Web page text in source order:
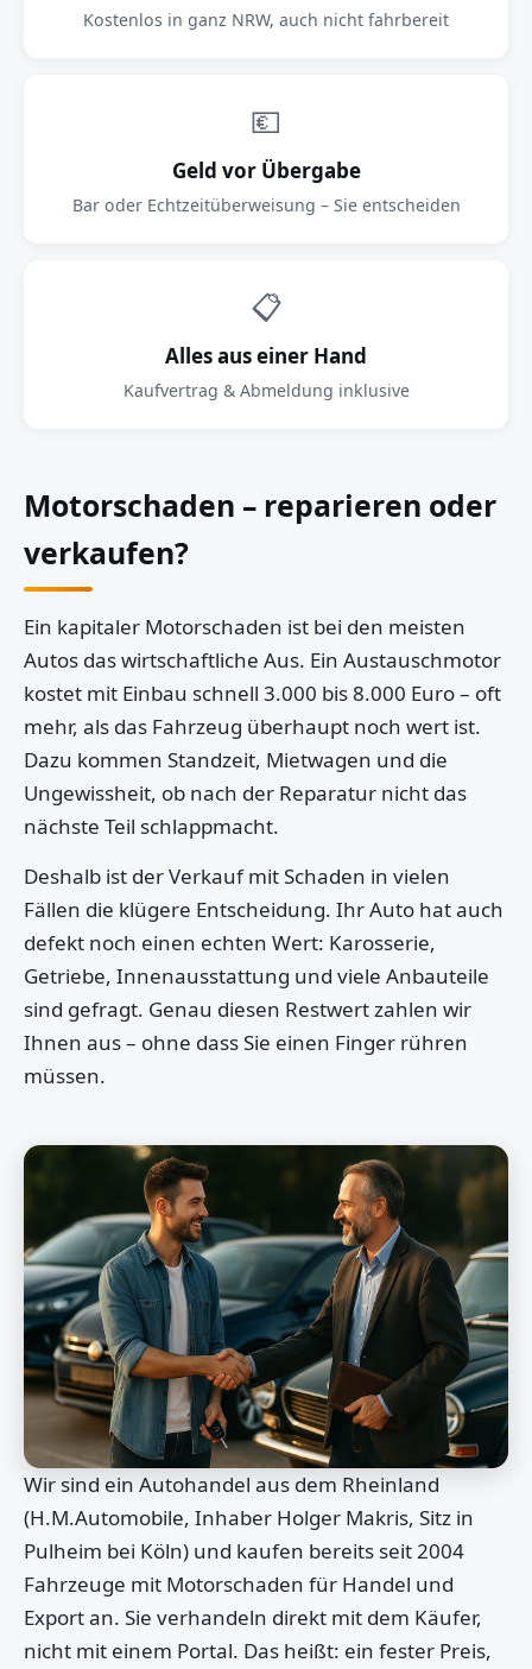
Kostenlos in ganz NRW, auch nicht fahrbereit
💶
Geld vor Übergabe
Bar oder Echtzeitüberweisung – Sie entscheiden
📋
Alles aus einer Hand
Kaufvertrag & Abmeldung inklusive
Motorschaden – reparieren oder
verkaufen?
Ein kapitaler Motorschaden ist bei den meisten
Autos das wirtschaftliche Aus. Ein Austauschmotor
kostet mit Einbau schnell 3.000 bis 8.000 Euro – oft
mehr, als das Fahrzeug überhaupt noch wert ist.
Dazu kommen Standzeit, Mietwagen und die
Ungewissheit, ob nach der Reparatur nicht das
nächste Teil schlappmacht.
Deshalb ist der Verkauf mit Schaden in vielen
Fällen die klügere Entscheidung. Ihr Auto hat auch
defekt noch einen echten Wert: Karosserie,
Getriebe, Innenausstattung und viele Anbauteile
sind gefragt. Genau diesen Restwert zahlen wir
Ihnen aus – ohne dass Sie einen Finger rühren
müssen.
Wir sind ein Autohandel aus dem Rheinland
(H.M.Automobile, Inhaber Holger Makris, Sitz in
Pulheim bei Köln) und kaufen bereits seit 2004
Fahrzeuge mit Motorschaden für Handel und
Export an. Sie verhandeln direkt mit dem Käufer,
nicht mit einem Portal. Das heißt: ein fester Preis,